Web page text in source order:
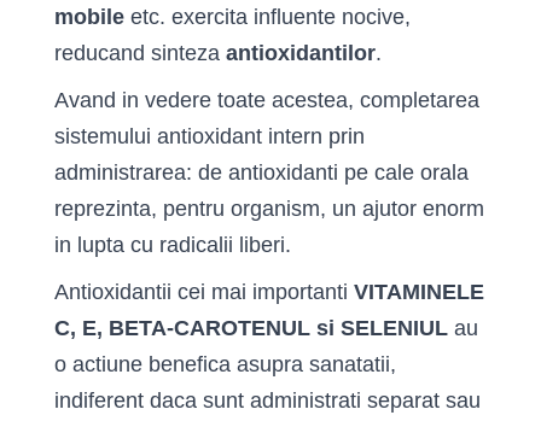
mobile etc. exercita influente nocive,
reducand sinteza antioxidantilor.
Avand in vedere toate acestea, completarea
sistemului antioxidant intern prin
administrarea: de antioxidanti pe cale orala
reprezinta, pentru organism, un ajutor enorm
in lupta cu radicalii liberi.
Antioxidantii cei mai importanti VITAMINELE
C, E, BETA-CAROTENUL si SELENIUL au
o actiune benefica asupra sanatatii,
indiferent daca sunt administrati separat sau